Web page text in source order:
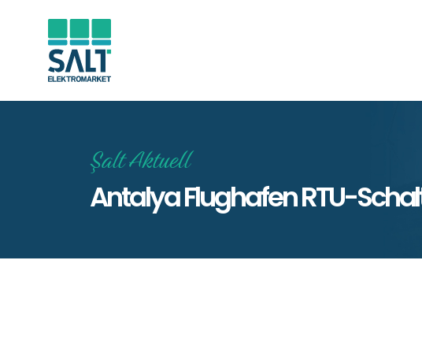
Şalt Aktuell
Antalya Flughafen RTU-